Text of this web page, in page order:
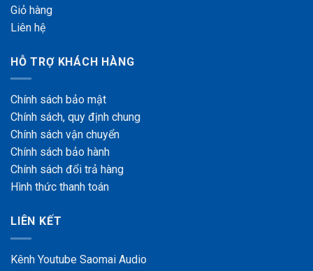
Giỏ hàng
Liên hệ
HỖ TRỢ KHÁCH HÀNG
Chính sách bảo mật
Chính sách, quy định chung
Chính sách vận chuyển
Chính sách bảo hành
Chính sách đổi trả hàng
Hình thức thanh toán
LIÊN KẾT
Kênh Youtube Saomai Audio